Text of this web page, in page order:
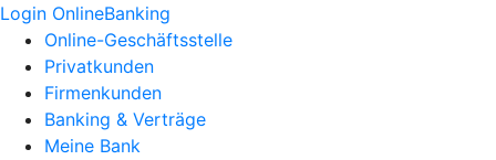
Login OnlineBanking
Online-Geschäftsstelle
Privatkunden
Firmenkunden
Banking & Verträge
Meine Bank